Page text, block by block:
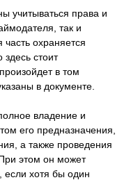
учитываться права и
так и
охраняется
стоит
в том
в документе.
владение и
его предназначения,
а также проведения
этом он может
если хотя бы один